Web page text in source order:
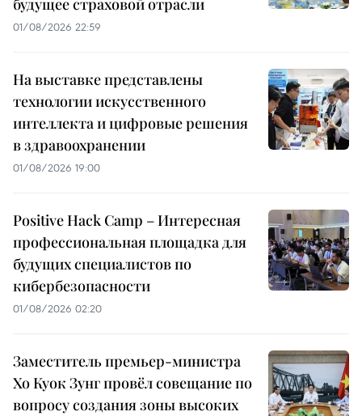
будущее страховой отрасли
01/08/2026 22:59
На выставке представлены
технологии искусственного
интеллекта и цифровые решения
в здравоохранении
01/08/2026 19:00
Positive Hack Camp – Интересная
профессиональная площадка для
будущих специалистов по
кибербезопасности
01/08/2026 02:20
Заместитель премьер-министра
Хо Куок Зунг провёл совещание по
вопросу создания зоны высоких